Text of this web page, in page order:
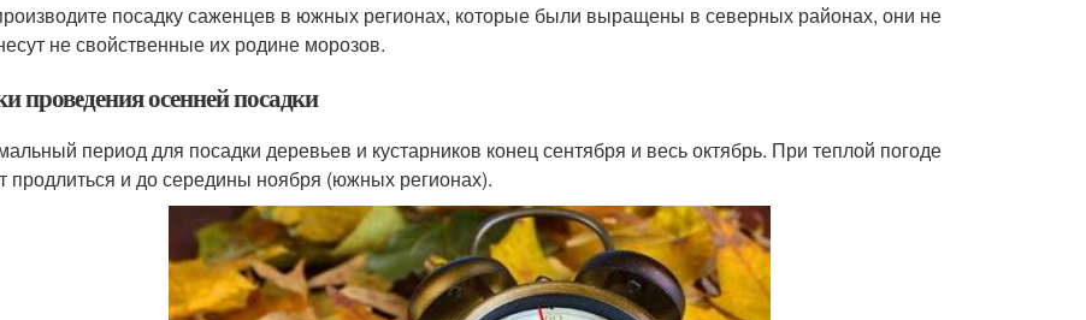
посадку саженцев в южных регионах, которые были выращены в северных районах, они не
не свойственные их родине морозов.
проведения осенней посадки
период для посадки деревьев и кустарников конец сентября и весь октябрь. При теплой погоде
продлиться и до середины ноября (южных регионах).